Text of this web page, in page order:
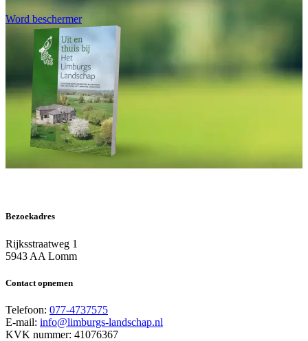
Word beschermer
Bezoekadres
Rijksstraatweg 1
5943 AA Lomm
Contact opnemen
Telefoon: 077-4737575
E-mail: info@limburgs-landschap.nl
KVK nummer: 41076367